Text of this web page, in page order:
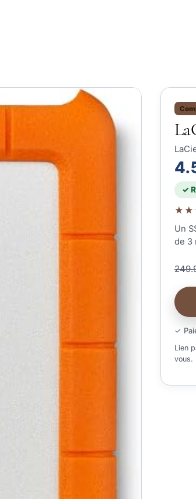
✓
Un
de 3
✓
Lien
vous.